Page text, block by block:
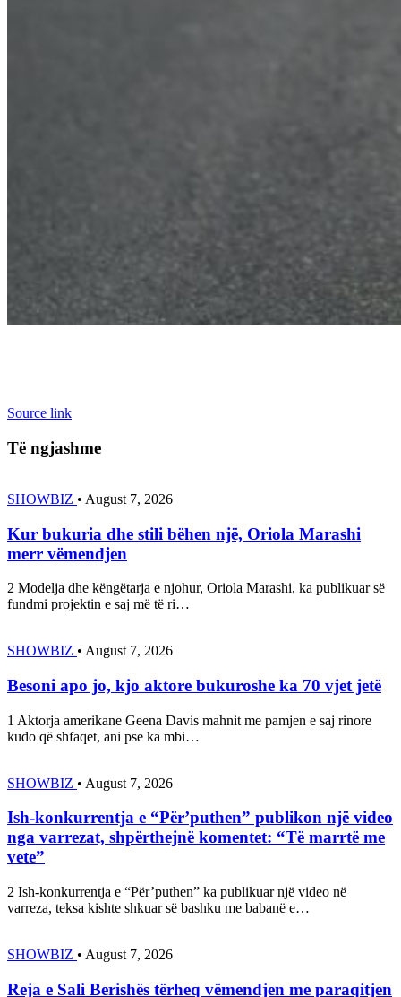
Source link
Të ngjashme
SHOWBIZ • August 7, 2026
Kur bukuria dhe stili bëhen një, Oriola Marashi
merr vëmendjen
2 Modelja dhe këngëtarja e njohur, Oriola Marashi, ka publikuar së
fundmi projektin e saj më të ri…
SHOWBIZ • August 7, 2026
Besoni apo jo, kjo aktore bukuroshe ka 70 vjet jetë
1 Aktorja amerikane Geena Davis mahnit me pamjen e saj rinore
kudo që shfaqet, ani pse ka mbi…
SHOWBIZ • August 7, 2026
Ish-konkurrentja e “Për’puthen” publikon një video
nga varrezat, shpërthejnë komentet: “Të marrtë me
vete”
2 Ish-konkurrentja e “Për’puthen” ka publikuar një video në
varreza, teksa kishte shkuar së bashku me babanë e…
SHOWBIZ • August 7, 2026
Reja e Sali Berishës tërheq vëmendjen me paraqitjen